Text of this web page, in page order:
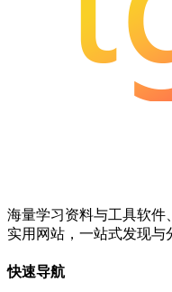
海量学习资料与工具软件
实用网站，一站式发现与
快速导航